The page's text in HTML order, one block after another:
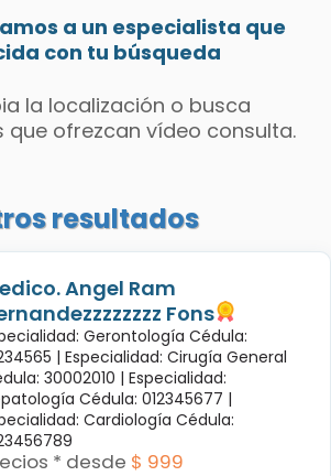
a un especialista que
con tu búsqueda
la localización o busca
que ofrezcan vídeo consulta.
resultados
Angel Ram
Fons
Gerontología Cédula:
| Especialidad: Cirugía General
30002010 | Especialidad:
Cédula: 012345677 |
Cardiología Cédula:
* desde $ 999